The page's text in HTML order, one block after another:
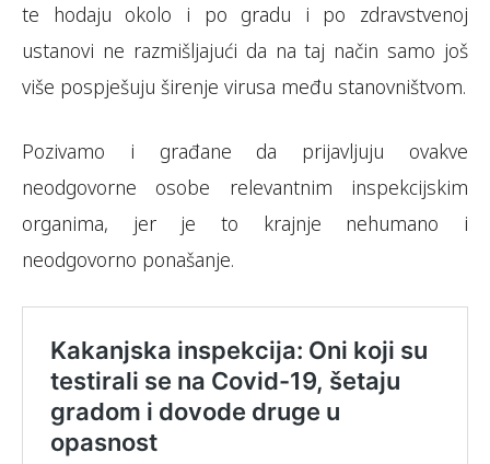
te hodaju okolo i po gradu i po zdravstvenoj
ustanovi ne razmišljajući da na taj način samo još
više pospješuju širenje virusa među stanovništvom.
Pozivamo i građane da prijavljuju ovakve
neodgovorne osobe relevantnim inspekcijskim
organima, jer je to krajnje nehumano i
neodgovorno ponašanje.